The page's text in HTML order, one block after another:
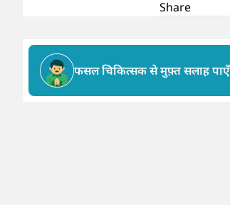
Share
फसल चिकित्सक से मुफ़्त सलाह पाएँ